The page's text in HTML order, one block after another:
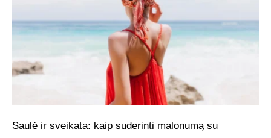
Saulė ir sveikata: kaip suderinti malonumą su